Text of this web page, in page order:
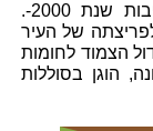
חצור נמצא בתיעוד מצרי המתוארך לסביבות שנת 2000-.
של העיר
הצמוד לחומות
הוגן בסוללות